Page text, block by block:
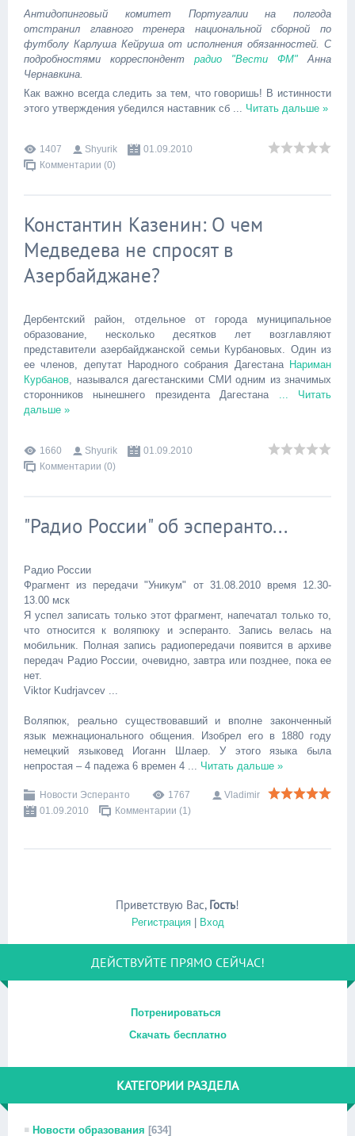
Антидопинговый комитет Португалии на полгода
отстранил главного тренера национальной сборной по
футболу Карлуша Кейруша от исполнения обязанностей. С
подробностями корреспондент радио "Вести ФМ"Анна
Чернавкина.
Как важно всегда следить за тем, что говоришь! В истинности
этого утверждения убедился наставник сб ... Читать дальше »
1407 Shyurik
01.09.2010
Комментарии (0)
Константин Казенин: О чем
Медведева не спросят в
Азербайджане?
Дербентский район, отдельное от города муниципальное
образование, несколько десятков лет возглавляют
представители азербайджанской семьи Курбановых. Один из
ее членов, депутат Народного собрания Дагестана Нариман
Курбанов, назывался дагестанскими СМИ одним из значимых
сторонников нынешнего президента Дагестана ... Читать
дальше »
1660 Shyurik
01.09.2010
Комментарии (0)
"Радио России" об эсперанто...
Радио России
Фрагмент из передачи "Уникум" от 31.08.2010 время 12.30-
13.00 мск
Я успел записать только этот фрагмент, напечатал только то,
что относится к воляпюку и эсперанто. Запись велась на
мобильник. Полная запись радиопередачи появится в архиве
передач Радио России, очевидно, завтра или позднее, пока ее
нет.
Viktor Kudrjavcev ...
Воляпюк, реально существовавший и вполне законченный
язык межнационального общения. Изобрел его в 1880 году
немецкий языковед Иоганн Шлаер. У этого языка была
непростая – 4 падежа 6 времен 4 ... Читать дальше »
Новости Эсперанто 1767
Vladimir
01.09.2010
Комментарии (1)
Приветствую Вас, Гость!
Регистрация| Вход
ДЕЙСТВУЙТЕ ПРЯМО СЕЙЧАС!
Потренироваться
Скачать бесплатно
КАТЕГОРИИ РАЗДЕЛА
Новости образования [634]